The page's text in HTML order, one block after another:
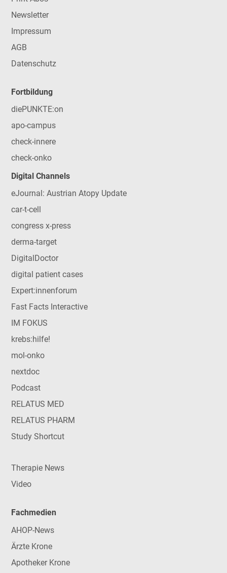
Newsletter
Impressum
AGB
Datenschutz
Fortbildung
diePUNKTE:on
apo-campus
check-innere
check-onko
Digital Channels
eJournal: Austrian Atopy Update
car-t-cell
congress x-press
derma-target
DigitalDoctor
digital patient cases
Expert:innenforum
Fast Facts Interactive
IM FOKUS
krebs:hilfe!
mol-onko
nextdoc
Podcast
RELATUS MED
RELATUS PHARM
Study Shortcut
Therapie News
Video
Fachmedien
AHOP-News
Ärzte Krone
Apotheker Krone